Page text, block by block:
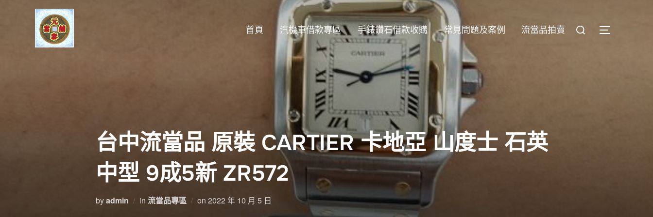
首頁 汽機車借款專區 手錶鑽石借款收購 常見問題及案例 流當品拍賣
Search
TOGGLE
台中流當品 原裝 CARTIER 卡地亞 山度士 石英
中型 9成5新 ZR572
byadmin in 流當品專區 on Posted
2022 年 10 月 5 日